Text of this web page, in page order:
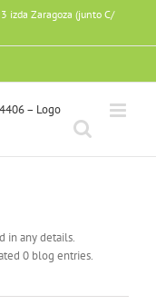
izda Zaragoza (junto C/
in any details.
0 blog entries.